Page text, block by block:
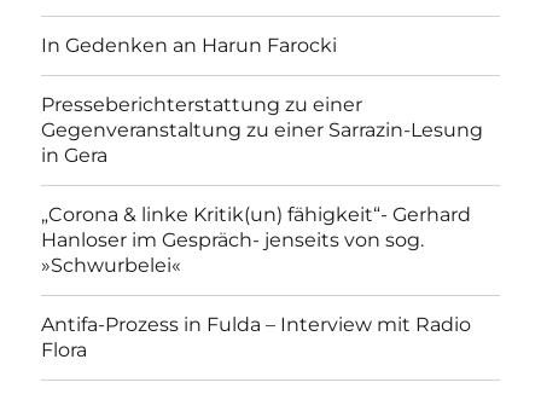
In Gedenken an Harun Farocki
Presseberichterstattung zu einer
Gegenveranstaltung zu einer Sarrazin-Lesung
in Gera
„Corona & linke Kritik(un) fähigkeit“- Gerhard
Hanloser im Gespräch- jenseits von sog.
»Schwurbelei«
Antifa-Prozess in Fulda – Interview mit Radio
Flora